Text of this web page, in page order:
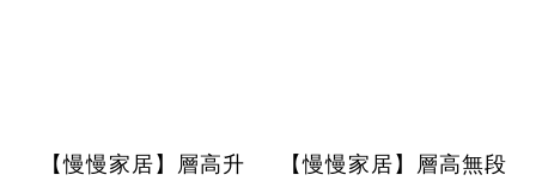
【慢慢家居】層高升
【慢慢家居】層高無段